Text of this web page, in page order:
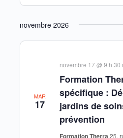
novembre 2026
MAR
17
Formation
spécifique :
jardins de
prévention
novembre 17 @ 9 h 30
Formation Therra 25,